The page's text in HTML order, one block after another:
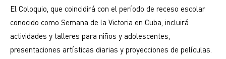
El Coloquio, que coincidirá con el período de receso escolar
conocido como Semana de la Victoria en Cuba, incluirá
actividades y talleres para niños y adolescentes,
presentaciones artísticas diarias y proyecciones de películas.